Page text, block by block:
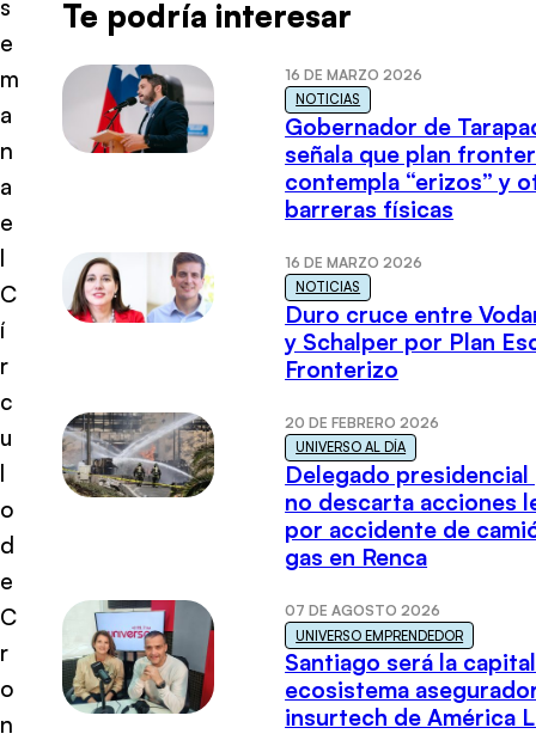
s
e
m
a
n
a
e
l
C
í
r
c
u
l
o
d
e
C
r
o
n
Te podría interesar
16 DE MARZO 2026
NOTICIAS
Gobernador de
señala que plan
contempla “erizos” y
barreras físicas
16 DE MARZO 2026
NOTICIAS
Duro cruce entre
y Schalper por Plan
Fronterizo
20 DE FEBRERO 2026
UNIVERSO AL DÍA
Delegado presidencial
no descarta acciones
por accidente de
gas en Renca
07 DE AGOSTO 2026
UNIVERSO EMPRENDEDOR
Santiago será la
ecosistema
insurtech de América